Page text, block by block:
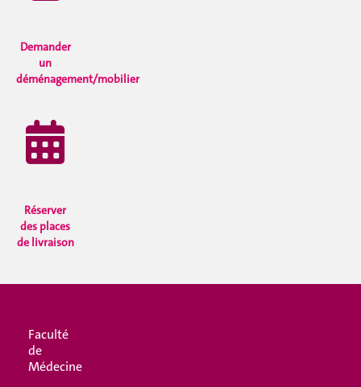
Demander
un
déménagement/mobilier
Réserver
des places
de livraison
Faculté
de
Médecine